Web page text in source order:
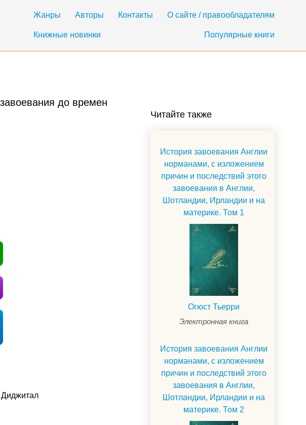
Жанры Авторы Контакты О сайте / правообладателям
Книжные новинки Популярные книги
до времен
Читайте также
История завоевания Англии
норманами, с изложением
причин и последствий этого
завоевания в Англии,
Шотландии, Ирландии и на
материке. Том 1
Огюст Тьерри
Электронная книга
История завоевания Англии
норманами, с изложением
причин и последствий этого
завоевания в Англии,
Шотландии, Ирландии и на
материке. Том 2